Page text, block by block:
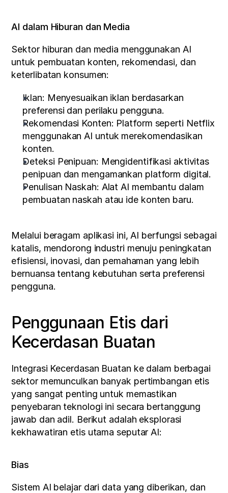
AI dalam Hiburan dan Media
Sektor hiburan dan media menggunakan AI
untuk pembuatan konten, rekomendasi, dan
keterlibatan konsumen:
Iklan: Menyesuaikan iklan berdasarkan
preferensi dan perilaku pengguna.
Rekomendasi Konten: Platform seperti Netflix
menggunakan AI untuk merekomendasikan
konten.
Deteksi Penipuan: Mengidentifikasi aktivitas
penipuan dan mengamankan platform digital.
Penulisan Naskah: Alat AI membantu dalam
pembuatan naskah atau ide konten baru.
Melalui beragam aplikasi ini, AI berfungsi sebagai
katalis, mendorong industri menuju peningkatan
efisiensi, inovasi, dan pemahaman yang lebih
bernuansa tentang kebutuhan serta preferensi
pengguna.
Penggunaan Etis dari
Kecerdasan Buatan
Integrasi Kecerdasan Buatan ke dalam berbagai
sektor memunculkan banyak pertimbangan etis
yang sangat penting untuk memastikan
penyebaran teknologi ini secara bertanggung
jawab dan adil. Berikut adalah eksplorasi
kekhawatiran etis utama seputar AI:
Bias
Sistem AI belajar dari data yang diberikan, dan